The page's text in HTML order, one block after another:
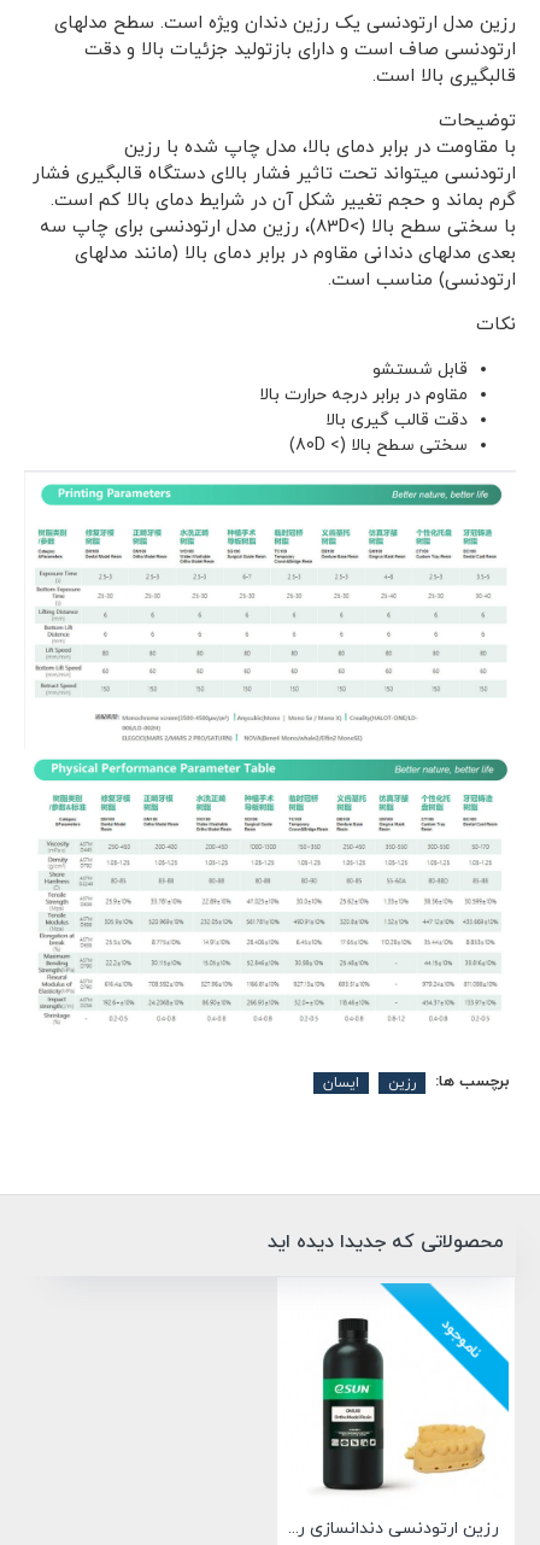
رزین مدل ارتودنسی یک رزین دندان ویژه است. سطح مدلهای
ارتودنسی صاف است و دارای بازتولید جزئیات بالا و دقت
قالبگیری بالا است.
توضیحات
با مقاومت در برابر دمای بالا، مدل چاپ شده با رزین
ارتودنسی میتواند تحت تاثیر فشار بالای دستگاه قالبگیری فشار
گرم بماند و حجم تغییر شکل آن در شرایط دمای بالا کم است.
با سختی سطح بالا (>83D)، رزین مدل ارتودنسی برای چاپ سه
بعدی مدلهای دندانی مقاوم در برابر دمای بالا (مانند مدلهای
ارتودنسی) مناسب است.
نکات
قابل شستشو
مقاوم در برابر درجه حرارت بالا
دقت قالب گیری بالا
سختی سطح بالا (> 80D)
برچسب ها: رزین ایسان
محصولاتی که جدیدا دیده اید
ناموجود
رزین ارتودنسی دندانسازی رنگ زرد برند ایسان Esun OM100 Ortho Model Resin